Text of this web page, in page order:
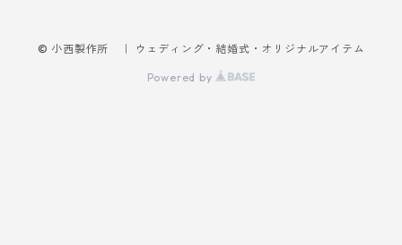
© 小西製作所 ｜ ウェディング・結婚式・オリジナルアイテム
Powered by